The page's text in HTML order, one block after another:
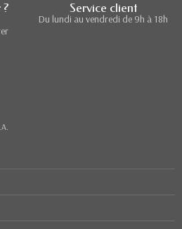
Service client
Du lundi au vendredi de 9h à 18h